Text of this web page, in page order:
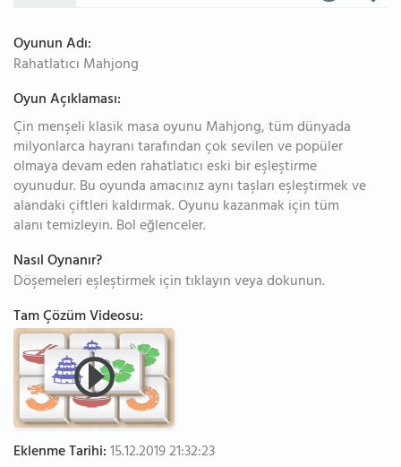
Oyunun Adı:
Rahatlatıcı Mahjong
Oyun Açıklaması:
Çin menşeli klasik masa oyunu Mahjong, tüm dünyada
milyonlarca hayranı tarafından çok sevilen ve popüler
olmaya devam eden rahatlatıcı eski bir eşleştirme
oyunudur. Bu oyunda amacınız aynı taşları eşleştirmek ve
alandaki çiftleri kaldırmak. Oyunu kazanmak için tüm
alanı temizleyin. Bol eğlenceler.
Nasıl Oynanır?
Döşemeleri eşleştirmek için tıklayın veya dokunun.
Tam Çözüm Videosu:
Eklenme Tarihi:15.12.2019 21:32:23